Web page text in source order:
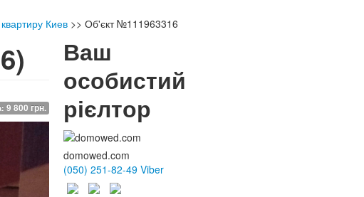
Киев >> Об'єкт №111963316
9 800 грн.
Ваш
особистий
рієлтор
domowed.com
(050) 251-82-49 Viber